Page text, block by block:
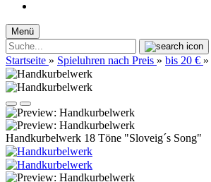
Menü
Startseite » Spieluhren nach Preis » bis 20 € »
Handkurbelwerk 18 Töne "Sloveig´s Song"